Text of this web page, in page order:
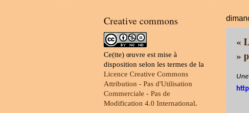
«
»
Creative commons
Ce(tte) œuvre est mise à
disposition selon les termes de la
Licence Creative Commons
Attribution - Pas d'Utilisation
Commerciale - Pas de
Modification 4.0 International.